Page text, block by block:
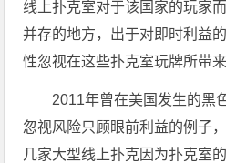
线上扑克室对于该国家的玩家
并存的地方，出于对即时利益
性忽视在这些扑克室玩牌所带
2011年曾在美国发生的黑
忽视风险只顾眼前利益的例子
几家大型线上扑克因为扑克室